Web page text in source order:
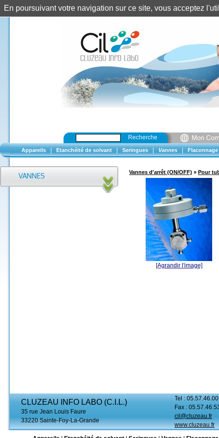
Recherche
Appareils Etanchéité de solvant Seringues Vannes Flaconnage
Vannes d'arrêt (ON/OFF) » Pour
[Agrandir l'image]
CLUZEAU INFO LABO (C.I.L.)
35 rue Jean Louis Faure
33220 Sainte-Foy-La-Grande
Tel :
Fax :
cil@cluzeau.fr
www.cluzeau.fr
En poursuivant votre navigation sur ce site, vous acceptez